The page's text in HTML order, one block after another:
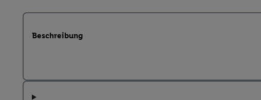
Beschreibung